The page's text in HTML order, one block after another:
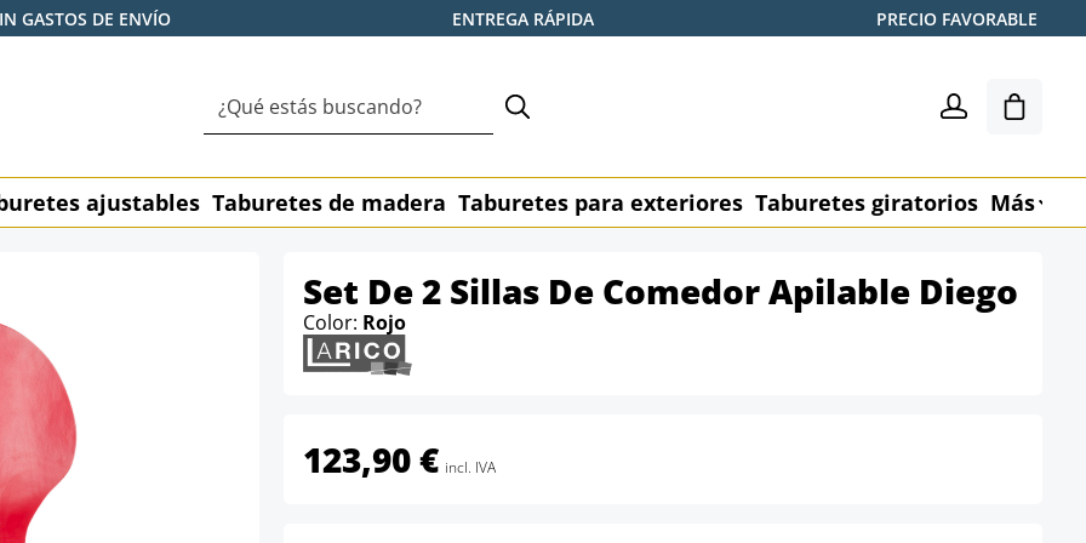
GASTOS DE ENVÍO ENTREGA RÁPIDA PRECIO FAVORABLE
El
ajustables Taburetes de madera Taburetes para exteriores Taburetes giratorios Más
Set De 2 Sillas De Comedor Apilable Diego
Color: Rojo
123,90 € incl. IVA